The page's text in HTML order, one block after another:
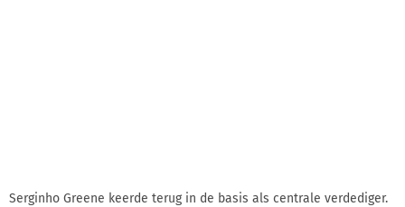
Serginho Greene keerde terug in de basis als centrale verdediger.